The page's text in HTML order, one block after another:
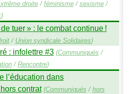
droite/ féminisme/ sexisme/
)
tuer» : le combat continue !
/ Union syndicale Solidaires)
: infolettre #3 (Communiqués /
/ Rencontre)
l’éducation dans
contrat (Communiqués / hors